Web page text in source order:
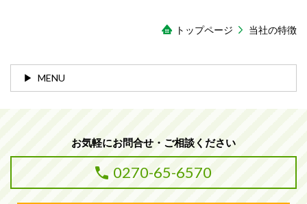
トップページ 当社の特徴
MENU
お気軽にお問合せ・ご相談ください
0270-65-6570